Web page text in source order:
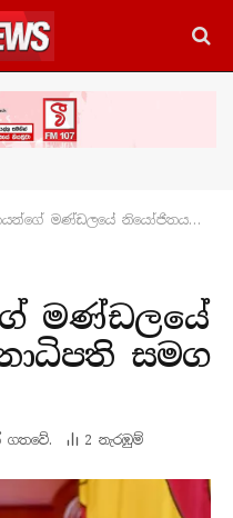
නියෝජිතයන් ජනාධිපති සමග සාකච්ඡා
මණ්ඩලයේ
සමග
2 නැරඹු​ම්